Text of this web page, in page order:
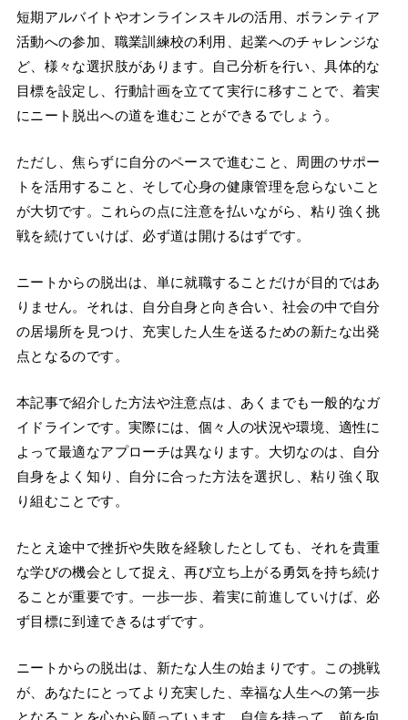
短期アルバイトやオンラインスキルの活用、ボランティア
活動への参加、職業訓練校の利用、起業へのチャレンジな
ど、様々な選択肢があります。自己分析を行い、具体的な
目標を設定し、行動計画を立てて実行に移すことで、着実
にニート脱出への道を進むことができるでしょう。
ただし、焦らずに自分のペースで進むこと、周囲のサポー
トを活用すること、そして心身の健康管理を怠らないこと
が大切です。これらの点に注意を払いながら、粘り強く挑
戦を続けていけば、必ず道は開けるはずです。
ニートからの脱出は、単に就職することだけが目的ではあ
りません。それは、自分自身と向き合い、社会の中で自分
の居場所を見つけ、充実した人生を送るための新たな出発
点となるのです。
本記事で紹介した方法や注意点は、あくまでも一般的なガ
イドラインです。実際には、個々人の状況や環境、適性に
よって最適なアプローチは異なります。大切なのは、自分
自身をよく知り、自分に合った方法を選択し、粘り強く取
り組むことです。
たとえ途中で挫折や失敗を経験したとしても、それを貴重
な学びの機会として捉え、再び立ち上がる勇気を持ち続け
ることが重要です。一歩一歩、着実に前進していけば、必
ず目標に到達できるはずです。
ニートからの脱出は、新たな人生の始まりです。この挑戦
が、あなたにとってより充実した、幸福な人生への第一歩